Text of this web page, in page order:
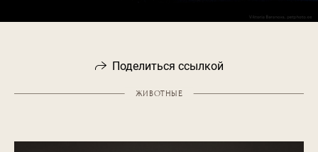
Поделиться ссылкой
ЖИВОТНЫЕ